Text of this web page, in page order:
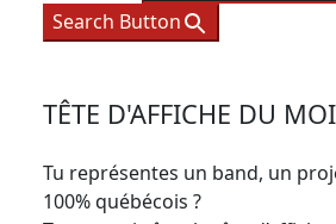
Search Button
TÊTE D'AFFICHE DU
Tu représentes un band, un
100% québécois ?